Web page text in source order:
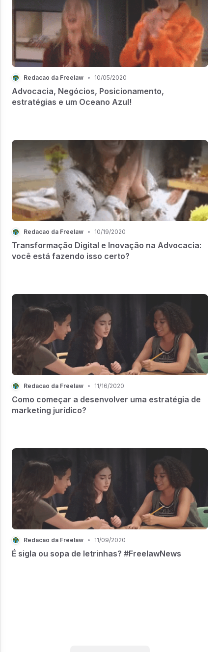
Redacao da Freelaw • 10/05/2020
Advocacia, Negócios, Posicionamento,
estratégias e um Oceano Azul!
Redacao da Freelaw • 10/19/2020
Transformação Digital e Inovação na Advocacia:
você está fazendo isso certo?
Redacao da Freelaw • 11/16/2020
Como começar a desenvolver uma estratégia de
marketing jurídico?
Redacao da Freelaw • 11/09/2020
É sigla ou sopa de letrinhas? #FreelawNews